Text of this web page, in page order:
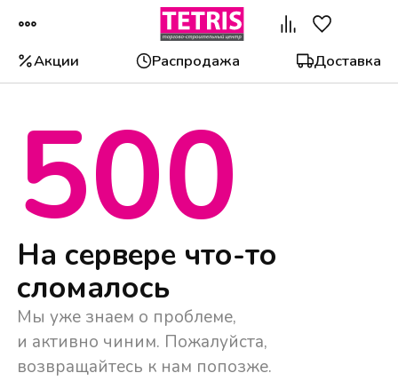
Акции Распродажа Доставка
500
На сервере что-то
сломалось
Мы уже знаем о проблеме,
и активно чиним. Пожалуйста,
возвращайтесь к нам попозже.